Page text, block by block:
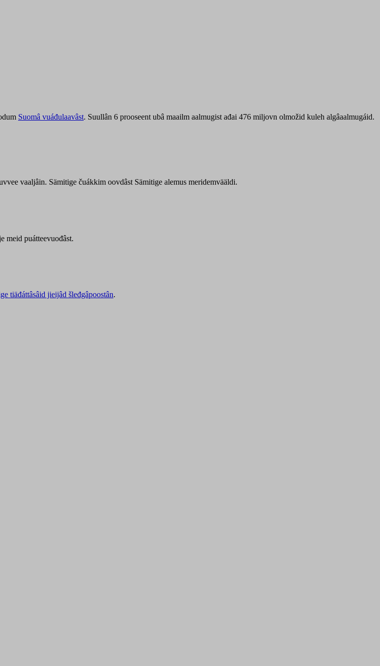
Suomâ vuáđulaavâst. Suullân 6 prooseent ubâ maailm aalmugist ađai 476 miljovn olmožid kuleh algâaalmugáid.
vaaljâin. Sämitige čuákkim oovdâst Sämitige alemus meridemvääldi.
meid puátteevuođâst.
tiäđáttâsâid jieijâd šleđgâpoostân.